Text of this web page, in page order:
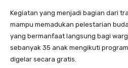
Kegiatan yang menjadi bagian dari
mampu memadukan pelestarian
yang bermanfaat langsung bagi
sebanyak 35 anak mengikuti
digelar secara gratis.